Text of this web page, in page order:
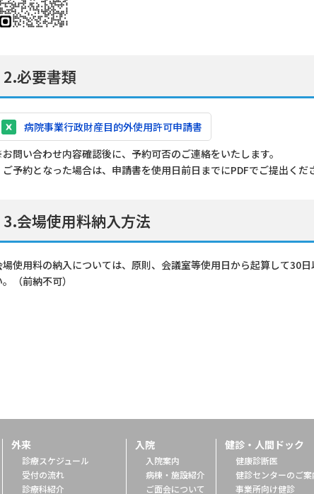
2.必要書類
病院事業行政財産目的外使用許可申請書
問い合わせ内容確認後に、予約可否のご連絡をいたします。
ご予約となった場合は、申請書を使用日前日までにPDFでご提出くだ
3.会場使用料納入方法
場使用料の納入については、原則、会議室等使用日から起算して30
。（前納不可）
外来
診療スケジュール
受付の流れ
診療科紹介
入院
入院案内
病棟・施設紹介
ご面会について
健診・人間ドック
健康診断医
健診センターのご案
事業所向け健診